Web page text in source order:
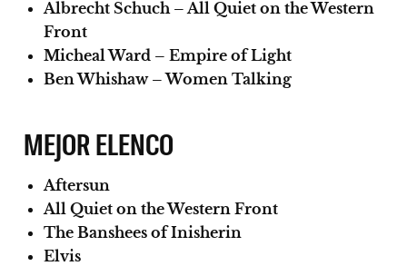
Albrecht Schuch – All Quiet on the Western
Front
Micheal Ward – Empire of Light
Ben Whishaw – Women Talking
MEJOR ELENCO
Aftersun
All Quiet on the Western Front
The Banshees of Inisherin
Elvis